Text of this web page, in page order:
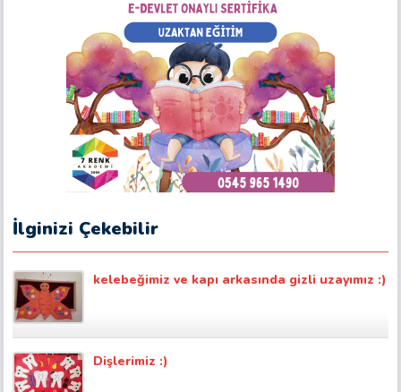
İlginizi Çekebilir
kelebeğimiz ve kapı arkasında gizli uzayımız :)
Dişlerimiz :)